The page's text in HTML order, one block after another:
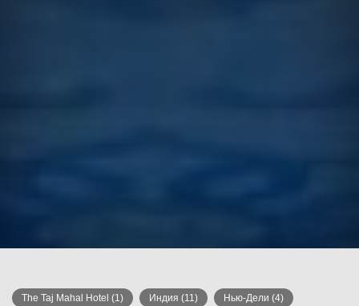
The Taj Mahal Hotel (1) Индия (11) Нью-Дели (4)